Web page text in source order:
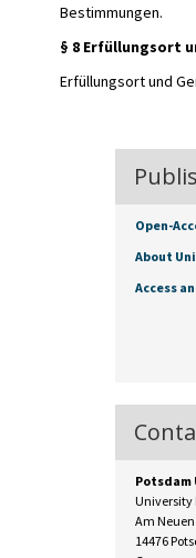
Bestimmungen.
§ 8 Erfüllungsort
Erfüllungsort und
Open-
About
Access
Potsdam
University
Am
14476